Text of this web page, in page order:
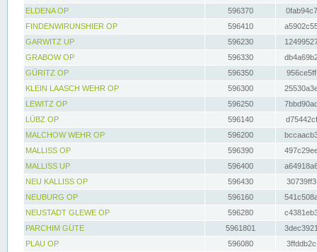
ELDENA OP
596370
FINDENWIRUNSHIER OP
596410
GARWITZ UP
596230
GRABOW OP
596330
GÜRITZ OP
596350
KLEIN LAASCH WEHR OP
596300
LEWITZ OP
596250
LÜBZ OP
596140
MALCHOW WEHR OP
596200
MALLISS OP
596390
MALLISS UP
596400
NEU KALLISS OP
596430
NEUBURG OP
596160
NEUSTADT GLEWE OP
596280
PARCHIM GÜTE
5961801
PLAU OP
596080